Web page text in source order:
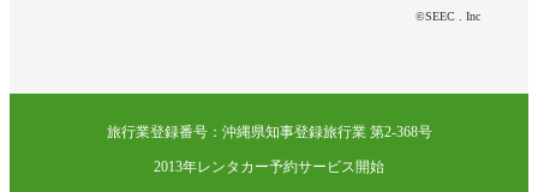
©SEEC . Inc
旅行業登録番号：沖縄県知事登録旅行業 第2-368号
2013年レンタカー予約サービス開始